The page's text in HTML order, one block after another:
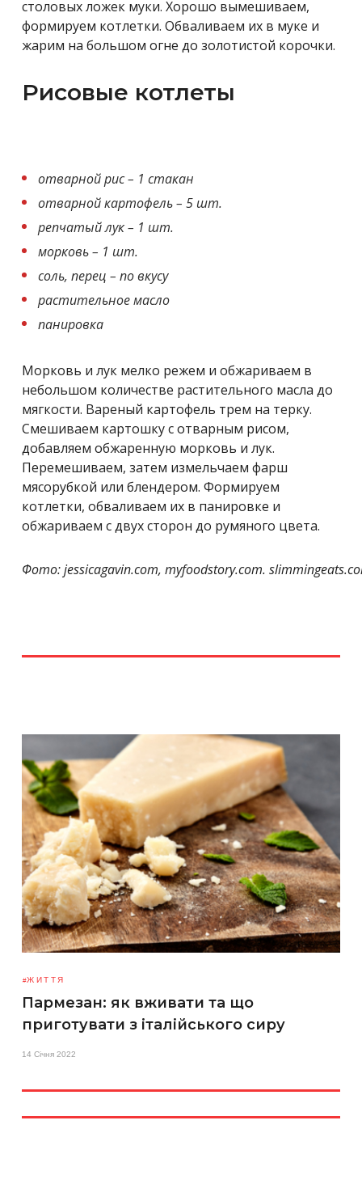
столовых ложек муки. Хорошо вымешиваем,
формируем котлетки. Обваливаем их в муке и
жарим на большом огне до золотистой корочки.
Рисовые котлеты
отварной рис – 1 стакан
отварной картофель – 5 шт.
репчатый лук – 1 шт.
морковь – 1 шт.
соль, перец – по вкусу
растительное масло
панировка
Морковь и лук мелко режем и обжариваем в
небольшом количестве растительного масла до
мягкости. Вареный картофель трем на терку.
Смешиваем картошку с отварным рисом,
добавляем обжаренную морковь и лук.
Перемешиваем, затем измельчаем фарш
мясорубкой или блендером. Формируем
котлетки, обваливаем их в панировке и
обжариваем с двух сторон до румяного цвета.
Фото: jessicagavin.com, myfoodstory.com.
ЖИТТЯ
Пармезан: як вживати та що
приготувати з італійського сиру
14 Січня 2022